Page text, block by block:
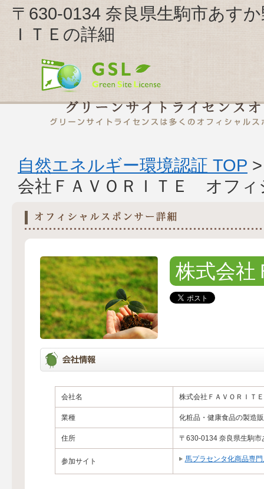
〒630-0134 奈良県生駒市あす
ＩＴＥの詳細
自然エネルギー環境認証 TOP
会社ＦＡＶＯＲＩＴＥ オフィ
株式会社
会社名 株式会社ＦＡＶＯＲＩＴＥ
業種 化粧品・健康食品の製造
住所 〒630-0134 奈良県生駒
参加サイト 馬プラセンタ化商品専